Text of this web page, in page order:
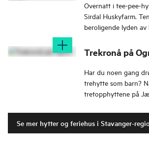
Overnatt i tee-pee-
Sirdal Huskyfarm.
beroligende lyden
Trekronå på
Har du noen gang
trehytte som barn?
tretopphyttene på
Se mer hytter og feriehus i Stavanger-